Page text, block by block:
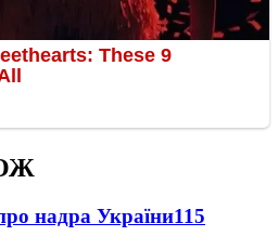
надра України115